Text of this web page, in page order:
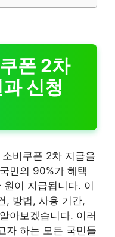
폰 2차
신청
비쿠폰 2차 지급을
민의 90%가 혜택
이 지급됩니다. 이
, 방법, 사용 기간,
아보겠습니다. 이러
자 하는 모든 국민들